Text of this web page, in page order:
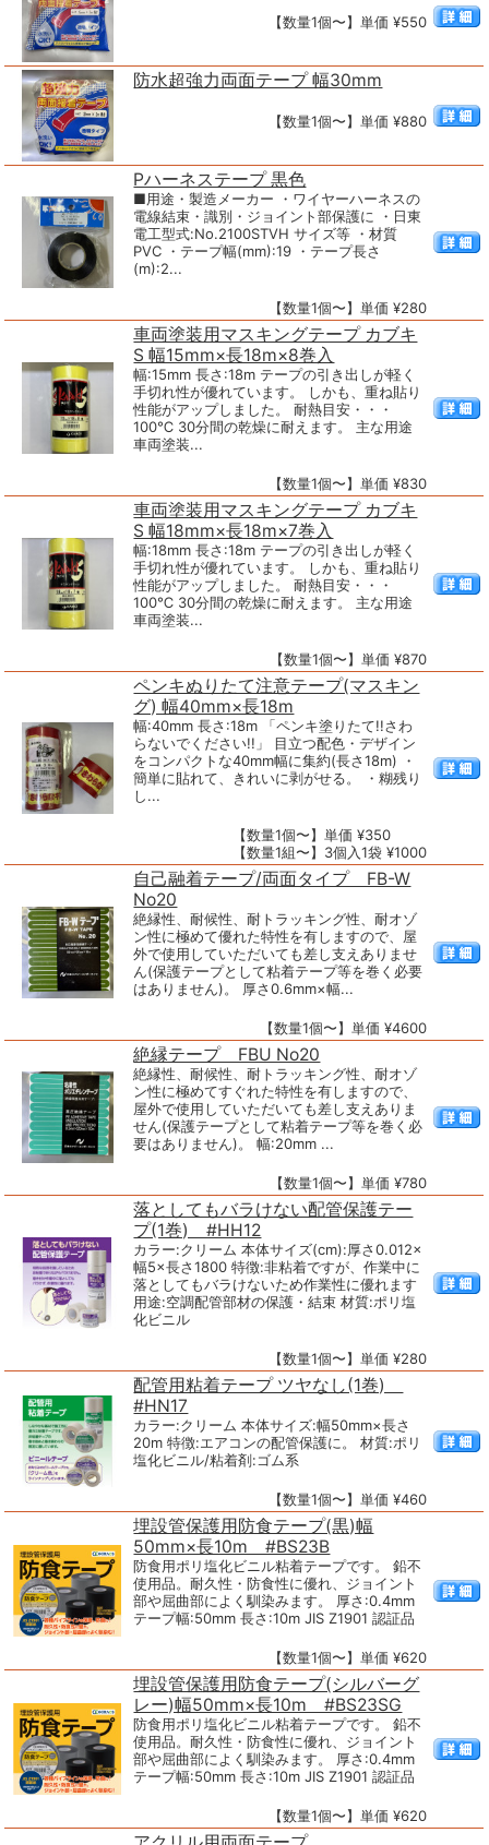
【数量1個〜】単価 ¥550
防水超強力両面テープ 幅30mm
【数量1個〜】単価 ¥880
Pハーネステープ 黒色
■用途・製造メーカー ・ワイヤーハーネスの
電線結束・識別・ジョイント部保護に ・日東
電工型式:No.2100STVH サイズ等 ・材質
PVC ・テープ幅(mm):19 ・テープ長さ
(m):2...
【数量1個〜】単価 ¥280
車両塗装用マスキングテープ カブキ
S 幅15mm×長18m×8巻入
幅:15mm 長さ:18m テープの引き出しが軽く
手切れ性が優れています。 しかも、重ね貼り
性能がアップしました。 耐熱目安・・・
100℃ 30分間の乾燥に耐えます。 主な用途
車両塗装...
【数量1個〜】単価 ¥830
車両塗装用マスキングテープ カブキ
S 幅18mm×長18m×7巻入
幅:18mm 長さ:18m テープの引き出しが軽く
手切れ性が優れています。 しかも、重ね貼り
性能がアップしました。 耐熱目安・・・
100℃ 30分間の乾燥に耐えます。 主な用途
車両塗装...
【数量1個〜】単価 ¥870
ペンキぬりたて注意テープ(マスキン
グ) 幅40mm×長18m
幅:40mm 長さ:18m 「ペンキ塗りたて!!さわ
らないでください!!」 目立つ配色・デザイン
をコンパクトな40mm幅に集約(長さ18m) ・
簡単に貼れて、きれいに剥がせる。 ・糊残り
し...
【数量1個〜】単価 ¥350
【数量1組〜】3個入1袋 ¥1000
自己融着テープ/両面タイプ FB-W
No20
絶縁性、耐候性、耐トラッキング性、耐オゾ
ン性に極めて優れた特性を有しますので、屋
外で使用していただいても差し支えありませ
ん(保護テープとして粘着テープ等を巻く必要
はありません)。 厚さ0.6mm×幅...
【数量1個〜】単価 ¥4600
絶縁テープ FBU No20
絶縁性、耐候性、耐トラッキング性、耐オゾ
ン性に極めてすぐれた特性を有しますので、
屋外で使用していただいても差し支えありま
せん(保護テープとして粘着テープ等を巻く必
要はありません)。 幅:20mm ...
【数量1個〜】単価 ¥780
落としてもバラけない配管保護テー
プ(1巻) #HH12
カラー:クリーム 本体サイズ(cm):厚さ0.012×
幅5×長さ1800 特徴:非粘着ですが、作業中に
落としてもバラけないため作業性に優れます
用途:空調配管部材の保護・結束 材質:ポリ塩
化ビニル
【数量1個〜】単価 ¥280
配管用粘着テープ ツヤなし(1巻)
#HN17
カラー:クリーム 本体サイズ:幅50mm×長さ
20m 特徴:エアコンの配管保護に。 材質:ポリ
塩化ビニル/粘着剤:ゴム系
【数量1個〜】単価 ¥460
埋設管保護用防食テープ(黒)幅
50mm×長10m #BS23B
防食用ポリ塩化ビニル粘着テープです。 鉛不
使用品。耐久性・防食性に優れ、ジョイント
部や屈曲部によく馴染みます。 厚さ:0.4mm
テープ幅:50mm 長さ:10m JIS Z1901 認証品
【数量1個〜】単価 ¥620
埋設管保護用防食テープ(シルバーグ
レー)幅50mm×長10m #BS23SG
防食用ポリ塩化ビニル粘着テープです。 鉛不
使用品。耐久性・防食性に優れ、ジョイント
部や屈曲部によく馴染みます。 厚さ:0.4mm
テープ幅:50mm 長さ:10m JIS Z1901 認証品
【数量1個〜】単価 ¥620